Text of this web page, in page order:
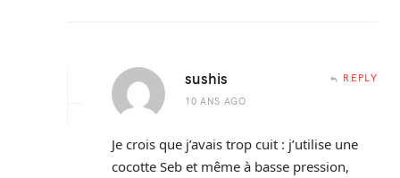
sushis
10 ANS AGO
REPLY
Je crois que j’avais trop cuit : j’utilise une
cocotte Seb et même à basse pression,